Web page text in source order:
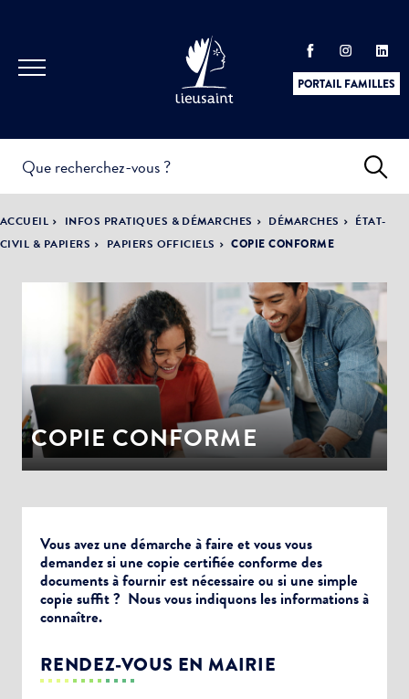
PORTAIL FAMILLES
PRATIQUES &
DÉMARCHES
ACTUALITÉS &
ÉVÈNEMENTS
LA VILLE
DÉMOCRATIE
PARTICIPATIVE
ACCUEIL INFOS PRATIQUES & DÉMARCHES DÉMARCHES
ÉTAT-
CIVIL & PAPIERS
PAPIERS OFFICIELS COPIE CONFORME
COPIE CONFORME
Vous avez une démarche à faire et vous vous
demandez si une copie certifiée conforme des
documents à fournir est nécessaire ou si une simple
copie suffit ? Nous vous indiquons les informations à
connaître.
RENDEZ-VOUS EN MAIRIE